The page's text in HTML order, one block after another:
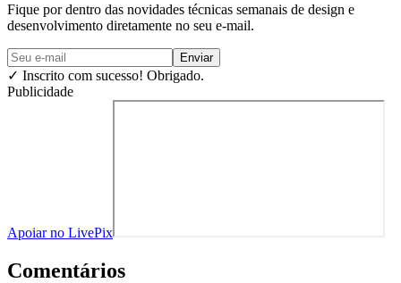
Fique por dentro das novidades técnicas semanais de design e
desenvolvimento diretamente no seu e-mail.
Enviar
✓ Inscrito com sucesso! Obrigado.
Publicidade
Apoiar no LivePix
Comentários